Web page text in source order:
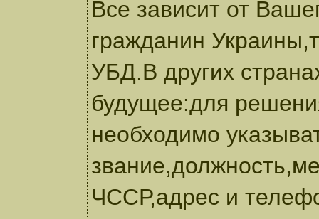
Все зависит от
гражданин
УБД.В других
будущее:для
необходимо
ЧССР,адрес и